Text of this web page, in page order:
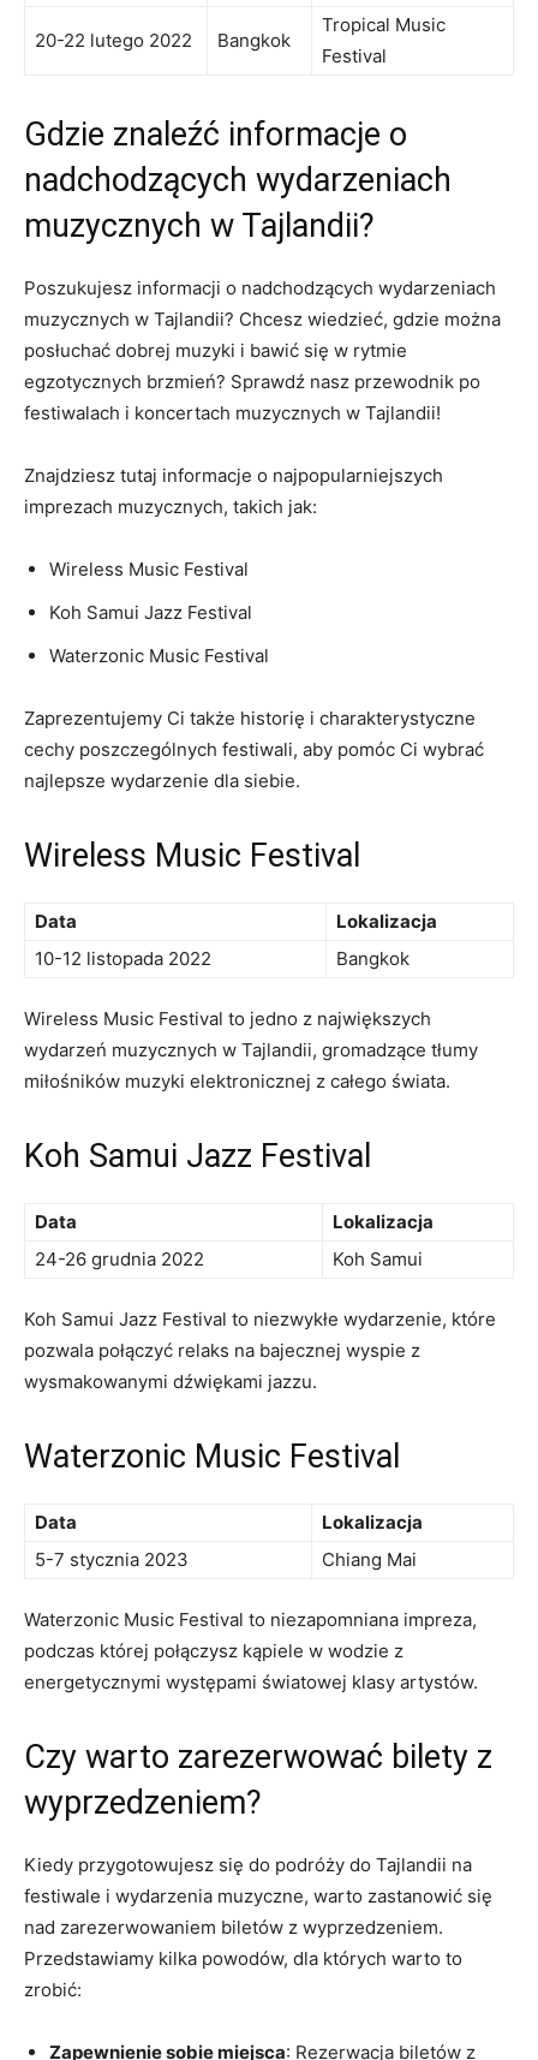
20-22 lutego 2022 Bangkok
Tropical Music
Festival
Gdzie znaleźć informacje o
nadchodzących wydarzeniach
muzycznych w​ Tajlandii?
Poszukujesz informacji o nadchodzących wydarzeniach
muzycznych w Tajlandii? Chcesz wiedzieć, gdzie można
posłuchać dobrej muzyki i bawić ⁤się w rytmie
egzotycznych brzmień? Sprawdź nasz przewodnik po
festiwalach i koncertach muzycznych w Tajlandii!
Znajdziesz ⁢tutaj informacje o najpopularniejszych
imprezach ‍muzycznych,⁢ takich jak:
Wireless Music Festival
Koh Samui Jazz Festival
Waterzonic Music Festival
Zaprezentujemy Ci także historię i charakterystyczne
cechy poszczególnych festiwali, aby pomóc Ci wybrać
najlepsze wydarzenie dla siebie.
Wireless Music Festival
Data
Lokalizacja
10-12 listopada⁢ 2022
Bangkok
Wireless Music Festival to jedno z największych
wydarzeń muzycznych w Tajlandii, gromadzące tłumy
miłośników muzyki ​elektronicznej z całego‌ świata.
Koh Samui Jazz Festival
Data
Lokalizacja
24-26 grudnia 2022
Koh Samui
Koh Samui Jazz Festival to niezwykłe wydarzenie, które
pozwala połączyć relaks na bajecznej wyspie z
wysmakowanymi dźwiękami jazzu.
Waterzonic⁤ Music Festival
Data
Lokalizacja
5-7 stycznia 2023
Chiang​ Mai
Waterzonic Music⁤ Festival to niezapomniana‌ impreza,
podczas której połączysz kąpiele w wodzie z
energetycznymi występami światowej klasy artystów.
Czy warto zarezerwować bilety z
wyprzedzeniem?
Kiedy przygotowujesz się do podróży do Tajlandii‍ na
festiwale i wydarzenia muzyczne, warto zastanowić się
nad zarezerwowaniem biletów z wyprzedzeniem.
Przedstawiamy kilka powodów, dla których warto ‌to
zrobić:
Zapewnienie⁣ sobie miejsca: ⁤Rezerwacja biletów z